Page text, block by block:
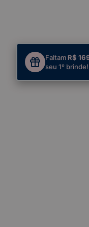
FaltamR$
seu 1º brinde!